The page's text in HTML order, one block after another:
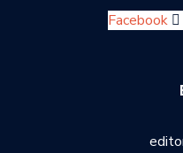
Facebook